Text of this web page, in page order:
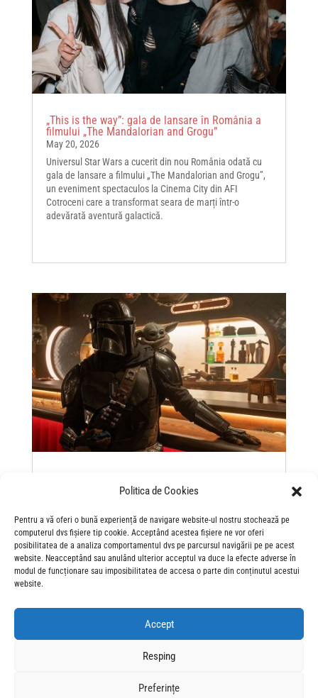
Politica de Cookies
Pentru a vă oferi o bună experiență de navigare website-ul nostru stochează pe
computerul dvs fișiere tip cookie. Acceptând acestea fișiere ne vor oferi
posibilitatea de a analiza comportamentul dvs pe parcursul navigării pe pe acest
website. Neacceptând sau anulând ulterior acceptul va duce la efecte adverse în
modul de funcționare sau imposibilitatea de accesa o parte din conținutul acestui
website.
Accept
Resping
Preferințe
„This is the way”: gala de lansare în România a
filmului „The Mandalorian and Grogu”
May 20, 2026
Universul Star Wars a cucerit din nou România odată cu
gala de lansare a filmului „The Mandalorian and Grogu”,
un eveniment spectaculos la Cinema City din AFI
Cotroceni care a transformat seara de marți într-o
adevărată aventură galactică.
către cinematografe!
“The Mandalorian and Grogu” se anunță a fi, după 7 ani
de pauză, acel SF din Universul Star Wars pe care îl
aștepți de mult. Nu sta pe gânduri. Asta e calea!
« Older Entries